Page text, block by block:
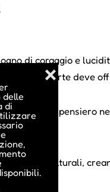
di
❌
di coraggio e
l’arte deve
altro, di un pensiero
e realtà culturali,
Pini